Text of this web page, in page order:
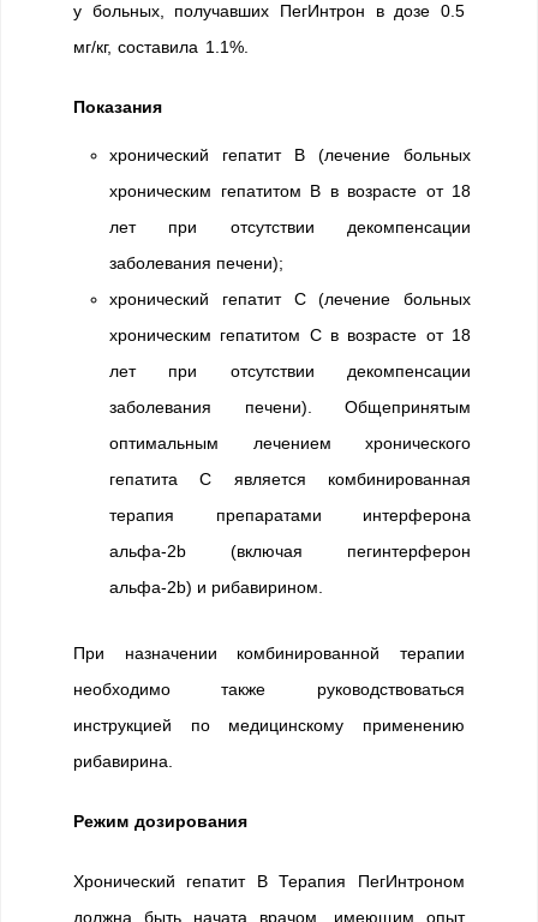
у больных, получавших ПегИнтрон в дозе 0.5
мг/кг, составила 1.1%.
Показания
хронический гепатит В (лечение больных
хроническим гепатитом В в возрасте от 18
лет при отсутствии декомпенсации
заболевания печени);
хронический гепатит С (лечение больных
хроническим гепатитом С в возрасте от 18
лет при отсутствии декомпенсации
заболевания печени). Общепринятым
оптимальным лечением хронического
гепатита С является комбинированная
терапия препаратами интерферона
альфа-2b (включая пегинтерферон
альфа-2b) и рибавирином.
При назначении комбинированной терапии
необходимо также руководствоваться
инструкцией по медицинскому применению
рибавирина.
Режим дозирования
Хронический гепатит В Терапия ПегИнтроном
должна быть начата врачом, имеющим опыт